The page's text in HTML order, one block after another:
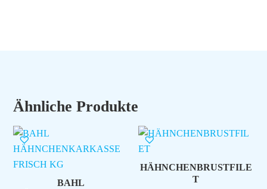
Ähnliche Produkte
BAHL
HÄHNCHENBRUSTFILE
T